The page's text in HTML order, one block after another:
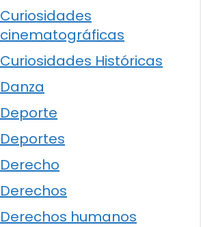
Curiosidades
cinematográficas
Curiosidades Históricas
Danza
Deporte
Deportes
Derecho
Derechos
Derechos humanos